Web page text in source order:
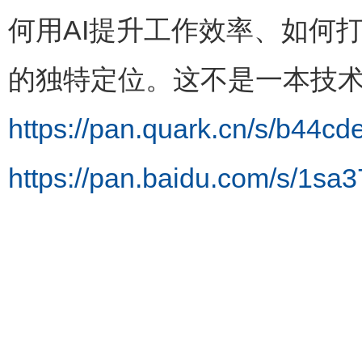
何用AI提升工作效率、如何
的独特定位。这不是一本技
https://pan.quark.cn/s/
https://pan.baidu.com/s/